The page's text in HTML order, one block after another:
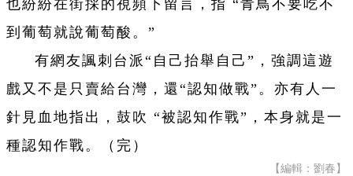
也紛紛在街採的視頻下留言，指 “青鳥不要吃不
到葡萄就說葡萄酸。 ”
有網友諷刺台派“自己抬舉自己”，強調這遊
戲又不是只賣給台灣，還“認知做戰”。亦有人一
針見血地指出，鼓吹 “被認知作戰”，本身就是一
種認知作戰。（完）
【編輯：劉春】